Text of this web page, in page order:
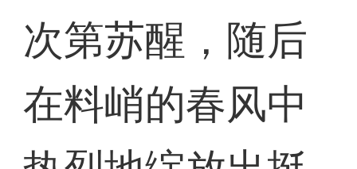
次第苏醒，随后
在料峭的春风中